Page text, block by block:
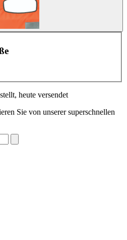
heute versendet
Sie von unserer superschnellen